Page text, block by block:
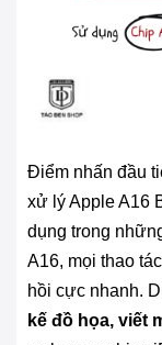
Điểm nhấn đầu
xử lý Apple A16
dụng trong
A16, mọi thao
hồi cực nhanh.
kế đồ họa, viết